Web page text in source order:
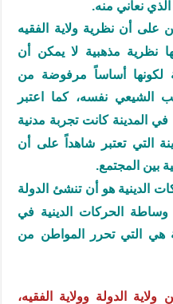
نعاني منه.
على أن نظرية ولاية الفقيه
نظرية مذهبية لا يمكن أن
أساساً مرفوضة من
الشيعي نفسه، كما اعتبر
في المدينة كانت تجربة مدنية
التي تعتبر شاهداً على أن
بين المجتمع.
الدينية هو أن تنشئ الدولة
وساطة الحركات الدينية في
هي التي تحرر المواطن من
الدولة وولاية الفقيه،